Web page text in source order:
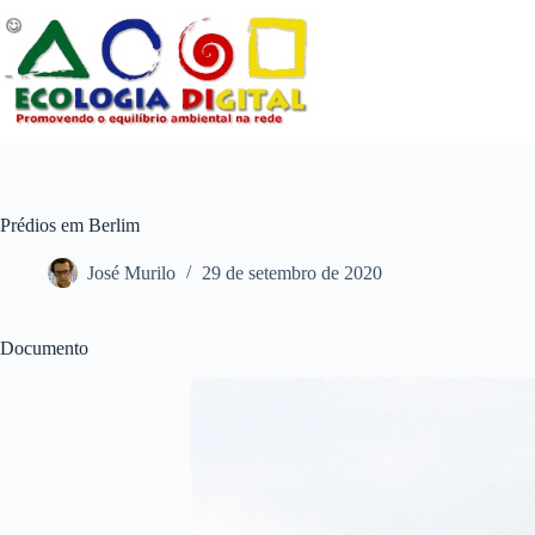
para
conteúdo
Prédios em Berlim
José Murilo 29 de setembro de 2020
Documento